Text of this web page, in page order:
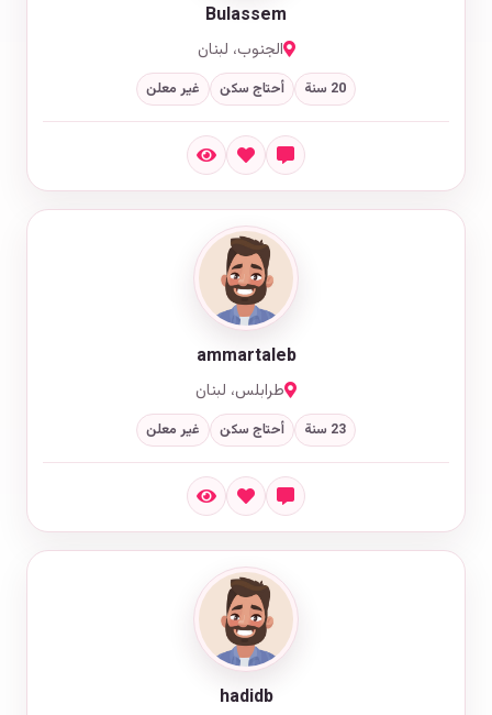
Bulassem
الجنوب، لبنان
20 سنة أحتاج سكن غير معلن
ammartaleb
طرابلس، لبنان
23 سنة أحتاج سكن غير معلن
hadidb